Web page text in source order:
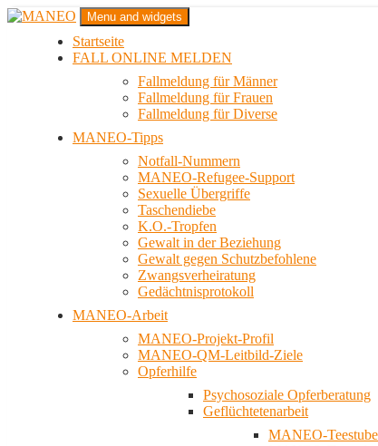
Zum
MANEO
Das schwule Anti-Gewalt-Projekt in Berlin
Menu and widgets
Startseite
FALL ONLINE MELDEN
Fallmeldung für Männer
Fallmeldung für Frauen
Fallmeldung für Diverse
MANEO-Tipps
Notfall-Nummern
MANEO-Refugee-Support
Sexuelle Übergriffe
Taschendiebe
K.O.-Tropfen
Gewalt in der Beziehung
Gewalt gegen Schutzbefohlene
Zwangsverheiratung
Gedächtnisprotokoll
MANEO-Arbeit
MANEO-Projekt-Profil
MANEO-QM-Leitbild-Ziele
Opferhilfe
Psychosoziale Opferberatung
Geflüchtetenarbeit
MANEO-